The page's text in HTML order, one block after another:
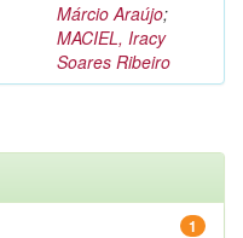
Márcio Araújo;
MACIEL, Iracy
Soares Ribeiro
1